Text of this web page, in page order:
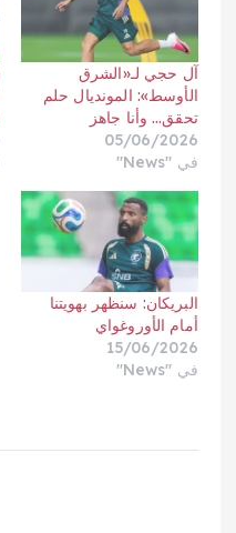
آل حجي لـ«الشرق
الأوسط»: المونديال حلم
تحقق… وأنا جاهز
05/06/2026
في "News"
البريكان: سنظهر بهويتنا
أمام الأوروغواي
15/06/2026
في "News"